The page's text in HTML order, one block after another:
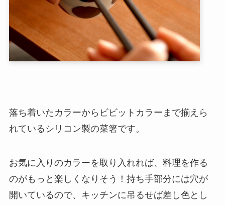
落ち着いたカラーからビビットカラーまで揃えら
れているシリコン製の菜箸です。
お気に入りのカラーを取り入れれば、料理を作る
のがもっと楽しくなりそう！持ち手部分には穴が
開いているので、キッチンに吊るせば差し色とし